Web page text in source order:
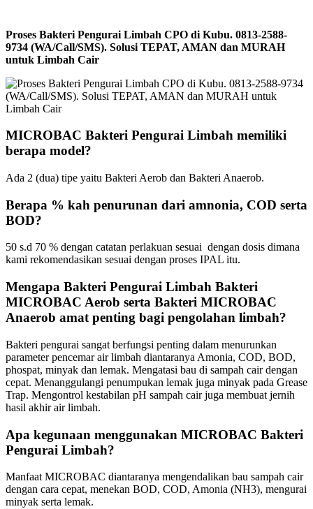
Proses Bakteri Pengurai Limbah CPO di Kubu. 0813-2588-
9734 (WA/Call/SMS). Solusi TEPAT, AMAN dan MURAH
untuk Limbah Cair
MICROBAC Bakteri Pengurai Limbah memiliki
berapa model?
Ada 2 (dua) tipe yaitu Bakteri Aerob dan Bakteri Anaerob.
Berapa % kah penurunan dari amnonia, COD serta
BOD?
50 s.d 70 % dengan catatan perlakuan sesuai dengan dosis dimana
kami rekomendasikan sesuai dengan proses IPAL itu.
Mengapa Bakteri Pengurai Limbah Bakteri
MICROBAC Aerob serta Bakteri MICROBAC
Anaerob amat penting bagi pengolahan limbah?
Bakteri pengurai sangat berfungsi penting dalam menurunkan
parameter pencemar air limbah diantaranya Amonia, COD, BOD,
phospat, minyak dan lemak. Mengatasi bau di sampah cair dengan
cepat. Menanggulangi penumpukan lemak juga minyak pada Grease
Trap. Mengontrol kestabilan pH sampah cair juga membuat jernih
hasil akhir air limbah.
Apa kegunaan menggunakan MICROBAC Bakteri
Pengurai Limbah?
Manfaat MICROBAC diantaranya mengendalikan bau sampah cair
dengan cara cepat, menekan BOD, COD, Amonia (NH3), mengurai
minyak serta lemak.